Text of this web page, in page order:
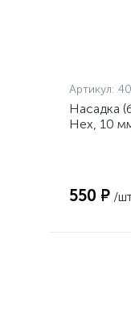
Артикул:
Насадка
Hex, 10
550 ₽ /